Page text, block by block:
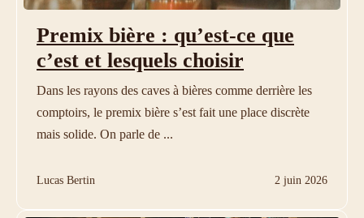
Premix bière : qu’est-ce que
c’est et lesquels choisir
Dans les rayons des caves à bières comme derrière les
comptoirs, le premix bière s’est fait une place discrète
mais solide. On parle de ...
Lucas Bertin 2 juin 2026